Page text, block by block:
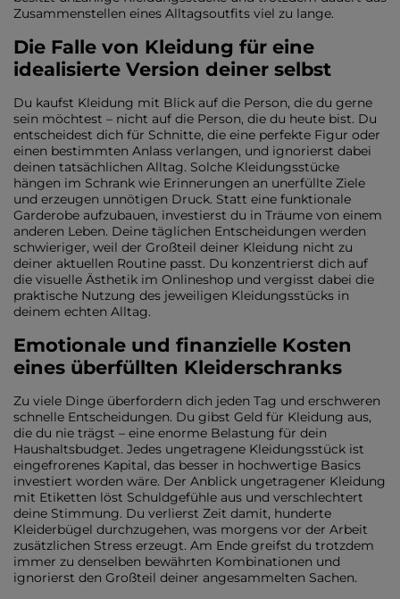
Zusammenstellen eines Alltagsoutfits viel zu lange.
Die Falle von Kleidung für eine
idealisierte Version deiner selbst
Du kaufst Kleidung mit Blick auf die Person, die du gerne
sein möchtest – nicht auf die Person, die du heute bist. Du
entscheidest dich für Schnitte, die eine perfekte Figur oder
einen bestimmten Anlass verlangen, und ignorierst dabei
deinen tatsächlichen Alltag. Solche Kleidungsstücke
hängen im Schrank wie Erinnerungen an unerfüllte Ziele
und erzeugen unnötigen Druck. Statt eine funktionale
Garderobe aufzubauen, investierst du in Träume von einem
anderen Leben. Deine täglichen Entscheidungen werden
schwieriger, weil der Großteil deiner Kleidung nicht zu
deiner aktuellen Routine passt. Du konzentrierst dich auf
die visuelle Ästhetik im Onlineshop und vergisst dabei die
praktische Nutzung des jeweiligen Kleidungsstücks in
deinem echten Alltag.
Emotionale und finanzielle Kosten
eines überfüllten Kleiderschranks
Zu viele Dinge überfordern dich jeden Tag und erschweren
schnelle Entscheidungen. Du gibst Geld für Kleidung aus,
die du nie trägst – eine enorme Belastung für dein
Haushaltsbudget. Jedes ungetragene Kleidungsstück ist
eingefrorenes Kapital, das besser in hochwertige Basics
investiert worden wäre. Der Anblick ungetragener Kleidung
mit Etiketten löst Schuldgefühle aus und verschlechtert
deine Stimmung. Du verlierst Zeit damit, hunderte
Kleiderbügel durchzugehen, was morgens vor der Arbeit
zusätzlichen Stress erzeugt. Am Ende greifst du trotzdem
immer zu denselben bewährten Kombinationen und
ignorierst den Großteil deiner angesammelten Sachen.